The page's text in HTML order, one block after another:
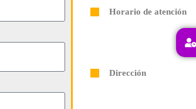
Horario de atención
Dirección